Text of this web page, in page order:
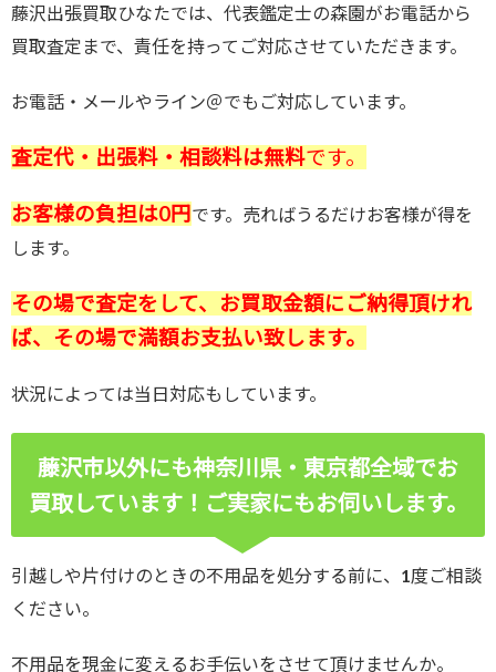
藤沢出張買取ひなたでは、代表鑑定士の森園がお電話から
買取査定まで、責任を持ってご対応させていただきます。
お電話・メールやライン＠でもご対応しています。
査定代・出張料・相談料は無料です。
お客様の負担は0円です。売ればうるだけお客様が得を
します。
その場で査定をして、お買取金額にご納得頂けれ
ば、その場で満額お支払い致します。
状況によっては当日対応もしています。
藤沢市以外にも神奈川県・東京都全域でお
買取しています！ご実家にもお伺いします。
引越しや片付けのときの不用品を処分する前に、1度ご相談
ください。
不用品を現金に変えるお手伝いをさせて頂けませんか。